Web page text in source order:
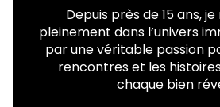
Depuis près de 15 ans,
pleinement dans l’univers
par une véritable passion
rencontres et les
chaque bien